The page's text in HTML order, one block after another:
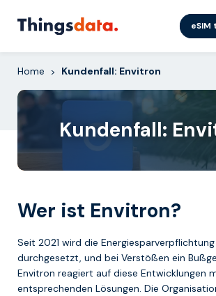
Home > Kundenfall: Envitron
Kundenfall:
Wer ist Envitron?
Seit 2021 wird die
durchgesetzt, und bei Verstößen ein
Envitron reagiert auf diese Entwicklungen
entsprechenden Lösungen. Die